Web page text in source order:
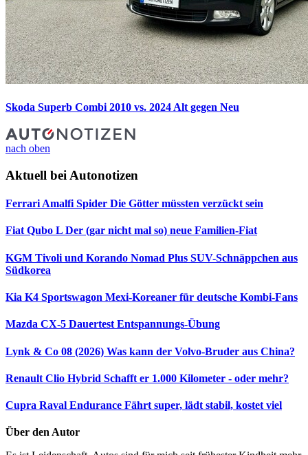
Skoda Superb Combi 2010 vs. 2024 Alt gegen Neu
nach oben
Aktuell bei Autonotizen
Ferrari Amalfi Spider Die Götter müssten verzückt sein
Fiat Qubo L Der (gar nicht mal so) neue Familien-Fiat
KGM Tivoli und Korando Nomad Plus SUV-Schnäppchen aus
Südkorea
Kia K4 Sportswagon Mexi-Koreaner für deutsche Kombi-Fans
Mazda CX-5 Dauertest Entspannungs-Übung
Lynk & Co 08 (2026) Was kann der Volvo-Bruder aus China?
Renault Clio Hybrid Schafft er 1.000 Kilometer - oder mehr?
Cupra Raval Endurance Fährt super, lädt stabil, kostet viel
Über den Autor